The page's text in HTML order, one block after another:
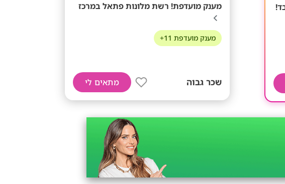
מענק מועדפת! רשת מלונות פתאל במרכז
מענק מועדפת 11+
שכר גבוה מתאים לי